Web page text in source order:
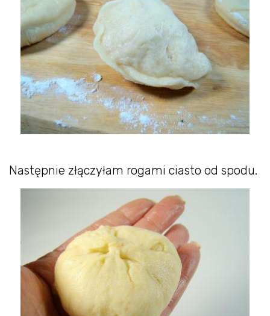
Następnie złączyłam rogami ciasto od spodu.